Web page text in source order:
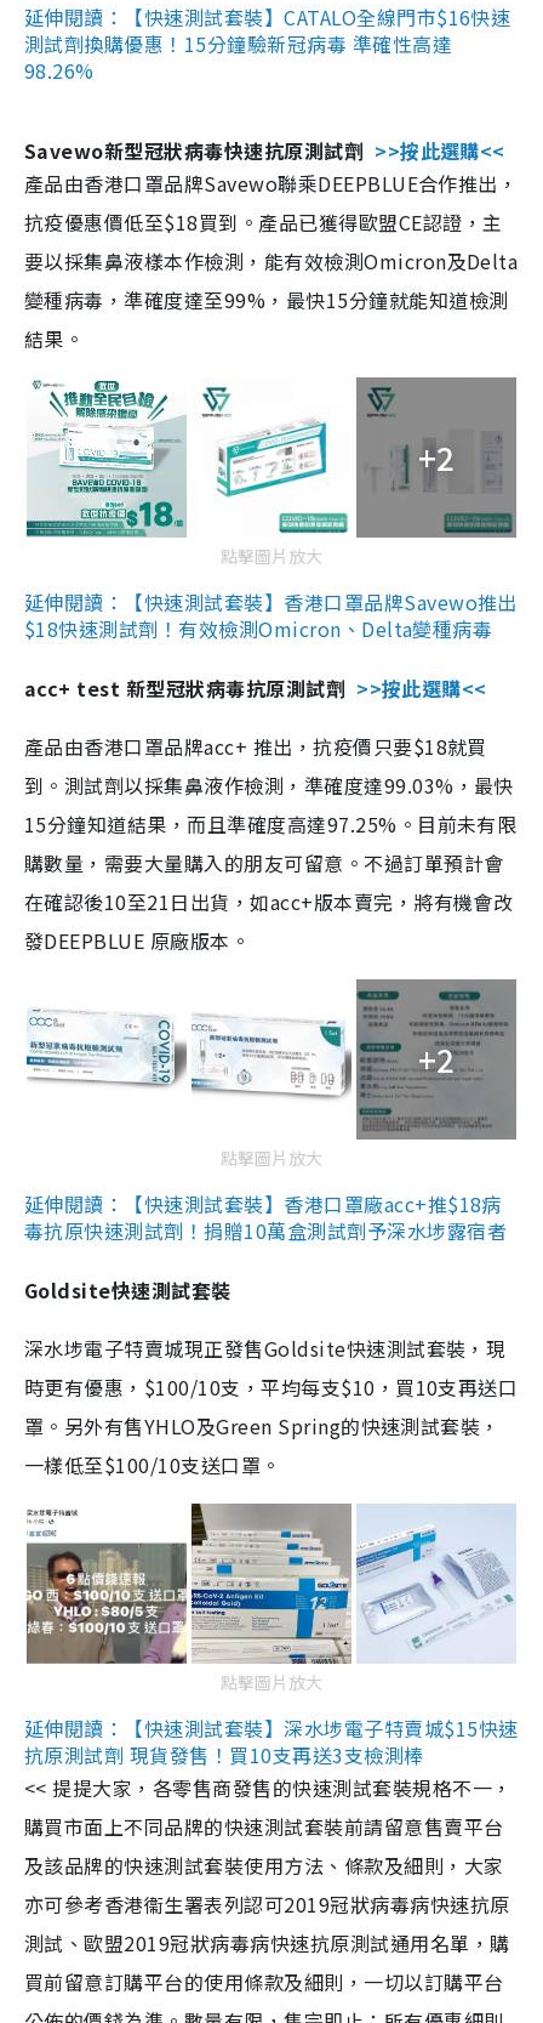
延伸閱讀：【快速測試套裝】CATALO全線門市$16快速
測試劑換購優惠！15分鐘驗新冠病毒 準確性高達
98.26%
Savewo新型冠狀病毒快速抗原測試劑 >>按此選購<<
產品由香港口罩品牌Savewo聯乘DEEPBLUE合作推出，
抗疫優惠價低至$18買到。產品已獲得歐盟CE認證，主
要以採集鼻液樣本作檢測，能有效檢測Omicron及Delta
變種病毒，準確度達至99%，最快15分鐘就能知道檢測
結果。
+2
點擊圖片放大
延伸閱讀：【快速測試套裝】香港口罩品牌Savewo推出
$18快速測試劑！有效檢測Omicron、Delta變種病毒
acc+ test 新型冠狀病毒抗原測試劑 >>按此選購<<
產品由香港口罩品牌acc+ 推出，抗疫價只要$18就買
到。測試劑以採集鼻液作檢測，準確度達99.03%，最快
15分鐘知道結果，而且準確度高達97.25%。目前未有限
購數量，需要大量購入的朋友可留意。不過訂單預計會
在確認後10至21日出貨，如acc+版本賣完，將有機會改
發DEEPBLUE 原廠版本。
+2
點擊圖片放大
延伸閱讀：【快速測試套裝】香港口罩廠acc+推$18病
毒抗原快速測試劑！捐贈10萬盒測試劑予深水埗露宿者
Goldsite快速測試套裝
深水埗電子特賣城現正發售Goldsite快速測試套裝，現
時更有優惠，$100/10支，平均每支$10，買10支再送口
罩。另外有售YHLO及Green Spring的快速測試套裝，
一樣低至$100/10支送口罩。
點擊圖片放大
延伸閱讀：【快速測試套裝】深水埗電子特賣城$15快速
抗原測試劑 現貨發售！買10支再送3支檢測棒
<< 提提大家，各零售商發售的快速測試套裝規格不一，
購買市面上不同品牌的快速測試套裝前請留意售賣平台
及該品牌的快速測試套裝使用方法、條款及細則，大家
亦可參考香港衞生署表列認可2019冠狀病毒病快速抗原
測試、歐盟2019冠狀病毒病快速抗原測試通用名單，購
買前留意訂購平台的使用條款及細則，一切以訂購平台